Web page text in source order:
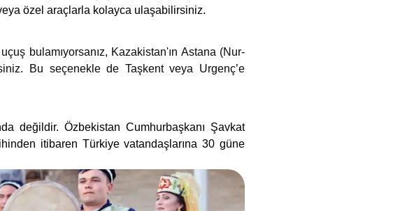
özel araçlarla kolayca ulaşabilirsiniz.
bulamıyorsanız, Kazakistan'ın Astana (Nur-
Bu seçenekle de Taşkent veya Urgenç’e
değildir. Özbekistan Cumhurbaşkanı Şavkat
itibaren Türkiye vatandaşlarına 30 güne